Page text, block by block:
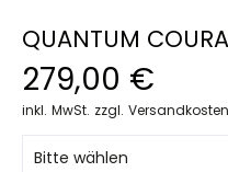
QUANTUM
279,00 €
inkl. MwSt. zzgl. Versandkosten